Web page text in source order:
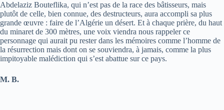
Abdelaziz Bouteflika, qui n’est pas de la race des bâtisseurs, mais
plutôt de celle, bien connue, des destructeurs, aura accompli sa plus
grande œuvre : faire de l’Algérie un désert. Et à chaque prière, du haut
du minaret de 300 mètres, une voix viendra nous rappeler ce
personnage qui aurait pu rester dans les mémoires comme l’homme de
la résurrection mais dont on se souviendra, à jamais, comme la plus
impitoyable malédiction qui s’est abattue sur ce pays.
M. B.